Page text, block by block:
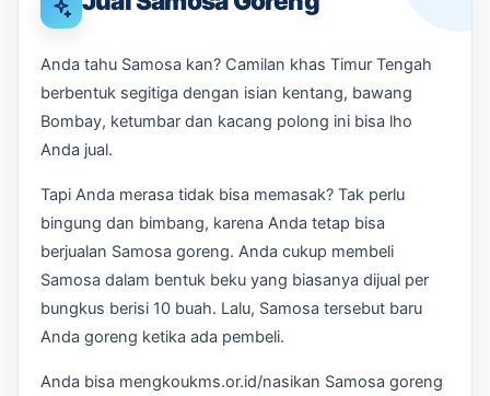
Anda tahu Samosa kan? Camilan khas Timur Tengah
berbentuk segitiga dengan isian kentang, bawang
Bombay, ketumbar dan kacang polong ini bisa lho
Anda jual.
Tapi Anda merasa tidak bisa memasak? Tak perlu
bingung dan bimbang, karena Anda tetap bisa
berjualan Samosa goreng. Anda cukup membeli
Samosa dalam bentuk beku yang biasanya dijual per
bungkus berisi 10 buah. Lalu, Samosa tersebut baru
Anda goreng ketika ada pembeli.
Anda bisa mengkoukms.or.id/nasikan Samosa goreng